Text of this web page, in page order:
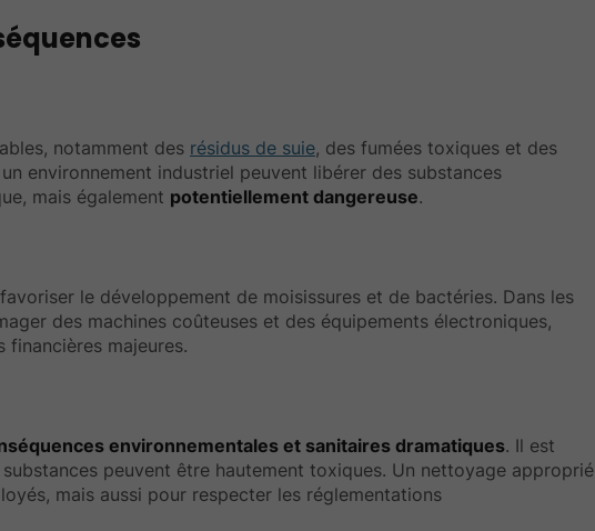
notamment des résidus de suie, des fumées toxiques et des
environnement industriel peuvent libérer des substances
mais également potentiellement dangereuse.
le développement de moisissures et de bactéries. Dans les
des machines coûteuses et des équipements électroniques,
majeures.
environnementales et sanitaires dramatiques. Il est
peuvent être hautement toxiques. Un nettoyage approprié
mais aussi pour respecter les réglementations